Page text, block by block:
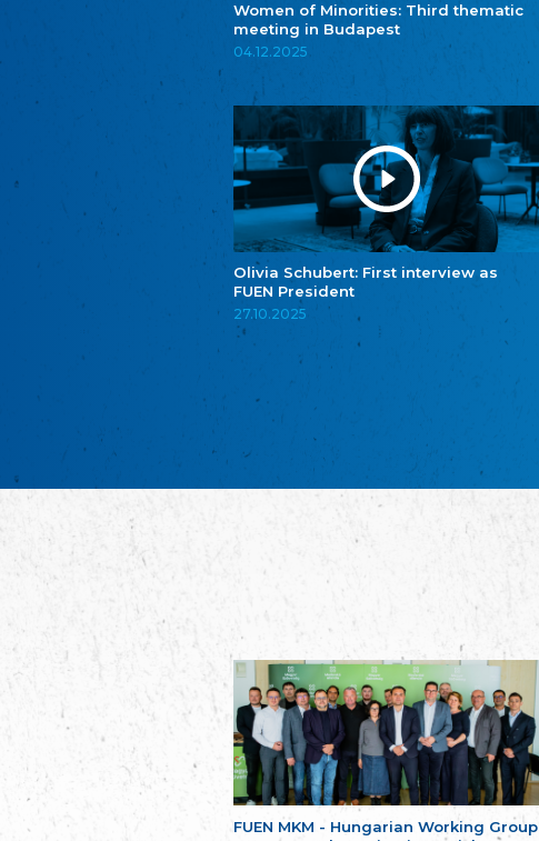
Women of Minorities: Third thematic
meeting in Budapest
04.12.2025
Olivia Schubert: First interview as
FUEN President
27.10.2025
FUEN MKM - Hungarian Working Group